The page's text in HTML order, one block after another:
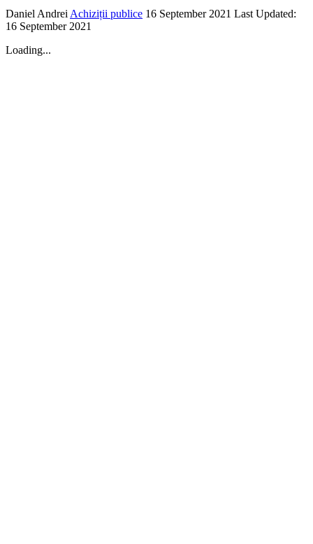
Daniel Andrei Achiziții publice 16 September 2021 Last Updated:
16 September 2021
Loading...